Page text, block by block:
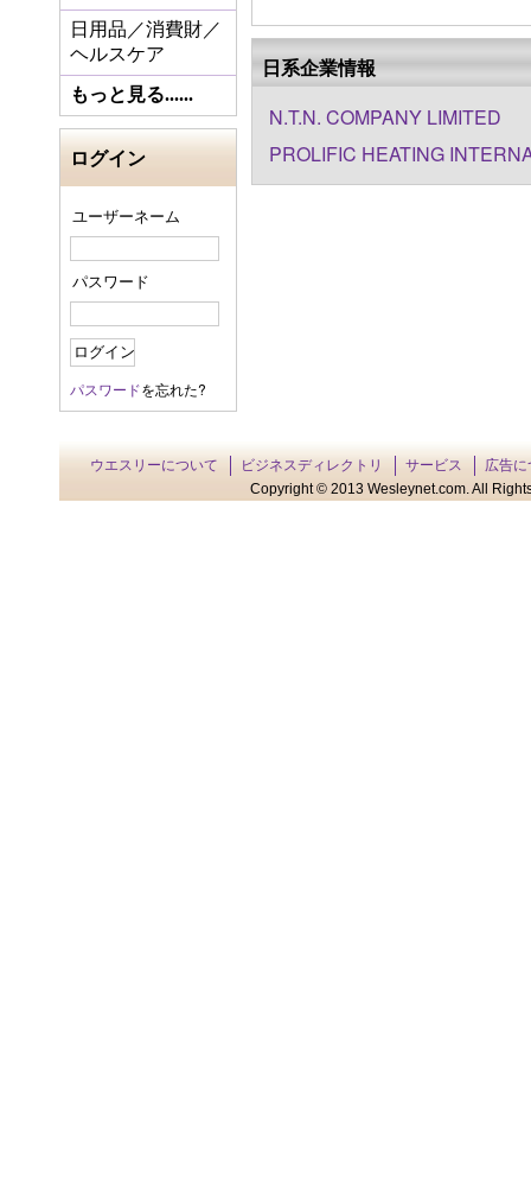
日用品／消費財／
ヘルスケア
もっと見る......
ログイン
ユーザーネーム
パスワード
パスワードを忘れた?
日系企業情報
N.T.N. COMPANY LIMITED
PROLIFIC HEATING
ウエスリーについて ビジネスディレクトリ サービス
広告に
Copyright © 2013 Wesleynet.com. All